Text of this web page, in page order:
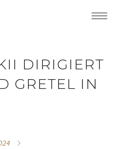
DIRIGIERT
GRETEL IN